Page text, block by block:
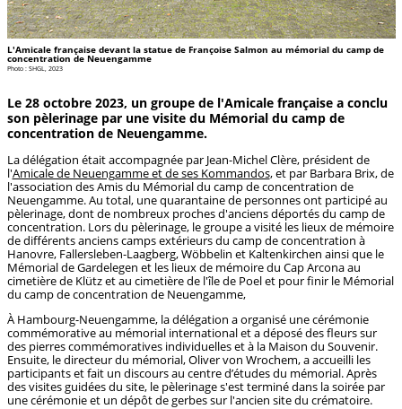
L'Amicale française devant la statue de Françoise Salmon au mémorial du camp de
concentration de Neuengamme
Photo : SHGL, 2023
Le 28 octobre 2023, un groupe de l'Amicale française a conclu
son pèlerinage par une visite du Mémorial du camp de
concentration de Neuengamme.
La délégation était accompagnée par Jean-Michel Clère, président de
l'Amicale de Neuengamme et de ses Kommandos, et par Barbara Brix, de
l'association des Amis du Mémorial du camp de concentration de
Neuengamme. Au total, une quarantaine de personnes ont participé au
pèlerinage, dont de nombreux proches d'anciens déportés du camp de
concentration. Lors du pèlerinage, le groupe a visité les lieux de mémoire
de différents anciens camps extérieurs du camp de concentration à
Hanovre, Fallersleben-Laagberg, Wöbbelin et Kaltenkirchen ainsi que le
Mémorial de Gardelegen et les lieux de mémoire du Cap Arcona au
cimetière de Klütz et au cimetière de l'île de Poel et pour finir le Mémorial
du camp de concentration de Neuengamme,
À Hambourg-Neuengamme, la délégation a organisé une cérémonie
commémorative au mémorial international et a déposé des fleurs sur
des pierres commémoratives individuelles et à la Maison du Souvenir.
Ensuite, le directeur du mémorial, Oliver von Wrochem, a accueilli les
participants et fait un discours au centre d’études du mémorial. Après
des visites guidées du site, le pèlerinage s'est terminé dans la soirée par
une cérémonie et un dépôt de gerbes sur l'ancien site du crématoire.